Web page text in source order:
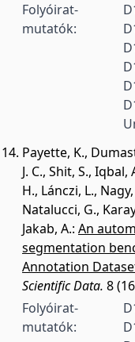
Folyóirat-
mutatók:
Payette, K.,
J. C., Shit, S., Iqbal,
H., Lánczi, L.,
Natalucci, G.,
Jakab, A.: An
segmentation
Annotation
Scientific Data. 8
Folyóirat-
mutatók: